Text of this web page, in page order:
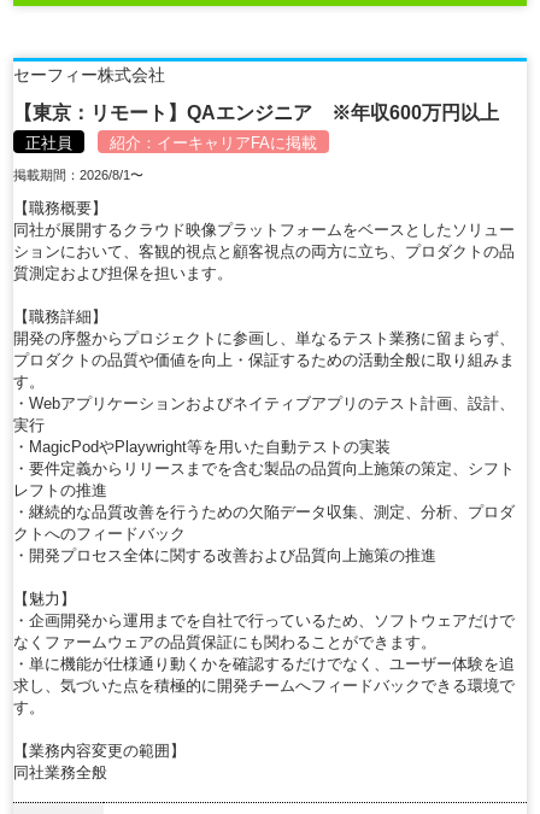
セーフィー株式会社
【東京：リモート】QAエンジニア ※年収600万円以上
正社員 紹介： イーキャリアFAに掲載
掲載期間：2026/8/1〜
【職務概要】
同社が展開するクラウド映像プラットフォームをベースとしたソリュー
ションにおいて、客観的視点と顧客視点の両方に立ち、プロダクトの品
質測定および担保を担います。
【職務詳細】
開発の序盤からプロジェクトに参画し、単なるテスト業務に留まらず、
プロダクトの品質や価値を向上・保証するための活動全般に取り組みま
す。
・Webアプリケーションおよびネイティブアプリのテスト計画、設計、
実行
・MagicPodやPlaywright等を用いた自動テストの実装
・要件定義からリリースまでを含む製品の品質向上施策の策定、シフト
レフトの推進
・継続的な品質改善を行うための欠陥データ収集、測定、分析、プロダ
クトへのフィードバック
・開発プロセス全体に関する改善および品質向上施策の推進
【魅力】
・企画開発から運用までを自社で行っているため、ソフトウェアだけで
なくファームウェアの品質保証にも関わることができます。
・単に機能が仕様通り動くかを確認するだけでなく、ユーザー体験を追
求し、気づいた点を積極的に開発チームへフィードバックできる環境で
す。
【業務内容変更の範囲】
同社業務全般